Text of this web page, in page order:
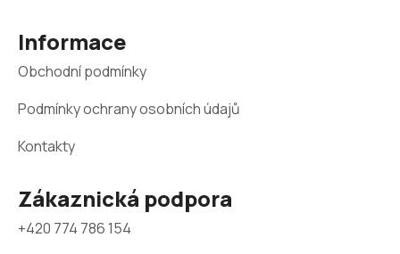
Informace
Obchodní podmínky
Podmínky ochrany osobních údajů
Kontakty
Zákaznická podpora
+420 774 786 154